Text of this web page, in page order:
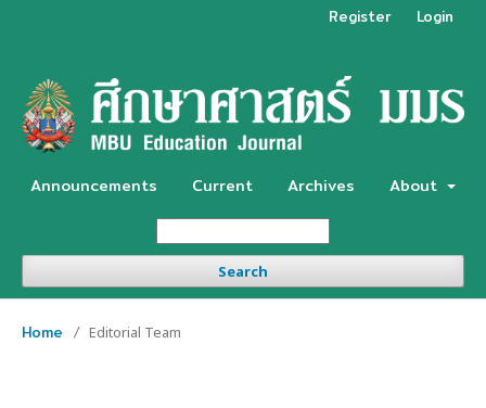
Announcements Current Archives About
Search
Register Login
Home / Editorial Team